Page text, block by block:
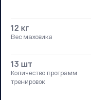
12 кг
Вес маховика
13 шт
Количество программ
тренировок